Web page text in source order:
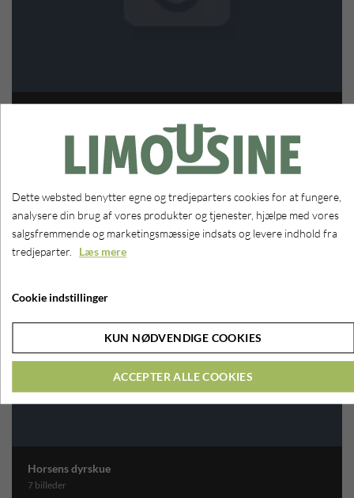
Horsens dyrskue
7 billeder
Dette websted benytter egne og tredjeparters cookies for at fungere,
analysere din brug af vores produkter og tjenester, hjælpe med vores
salgsfremmende og marketingsmæssige indsats og levere indhold fra
tredjeparter. Læs mere
Cookie indstillinger
KUN NØDVENDIGE COOKIES
ACCEPTER ALLE COOKIES